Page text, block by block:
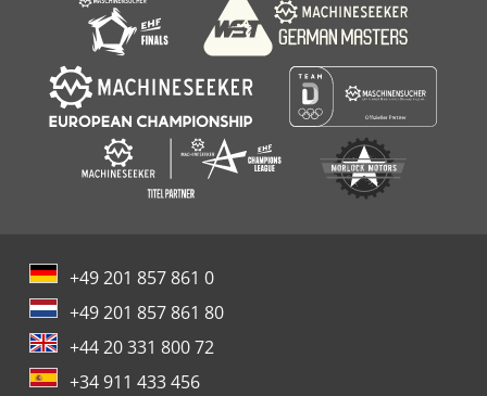
+49 201 857 861 0
+49 201 857 861 80
+44 20 331 800 72
+34 911 433 456